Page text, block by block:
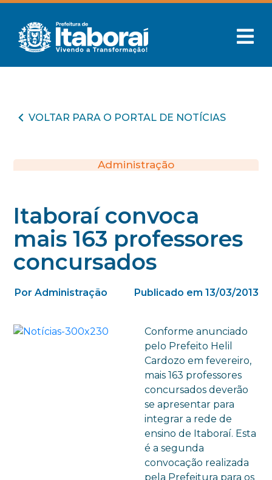
VOLTAR PARA O PORTAL DE NOTÍCIAS
Administração
Itaboraí convoca
mais 163 professores
concursados
Por Administração Publicado em 13/03/2013
Conforme anunciado
pelo Prefeito Helil
Cardozo em fevereiro,
mais 163 professores
concursados deverão
se apresentar para
integrar a rede de
ensino de Itaboraí. Esta
é a segunda
convocação realizada
pela Prefeitura para os